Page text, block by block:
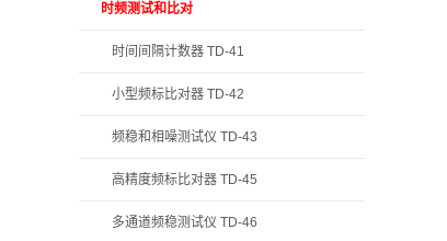
时频测试和比对
时间间隔计数器 TD-41
小型频标比对器 TD-42
频稳和相噪测试仪 TD-43
高精度频标比对器 TD-45
多通道频稳测试仪 TD-46